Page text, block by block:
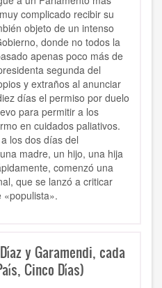
complicado recibir su
objeto de un intenso
donde no todos la
apenas poco más de
segunda del
y extraños al anunciar
días el permiso por duelo
para permitir a los
en cuidados paliativos.
los dos días del
madre, un hijo, una hija
comenzó una
que se lanzó a criticar
«populista».
y Garamendi, cada
Cinco Días)